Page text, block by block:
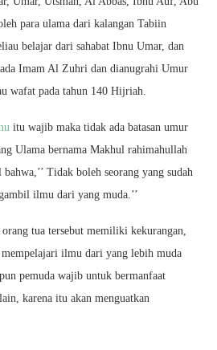
para ulama dari kalangan Tabiin
belajar dari sahabat Ibnu Umar, dan
Imam Al Zuhri dan dianugrahi Umur
wafat pada tahun 140 Hijriah.
itu wajib maka tidak ada batasan umur
Ulama bernama Makhul rahimahullah
Tidak boleh seorang yang sudah
ilmu dari yang muda.’’
tua tersebut memiliki kekurangan,
mempelajari ilmu dari yang lebih muda
pemuda wajib untuk bermanfaat
karena itu akan menguatkan